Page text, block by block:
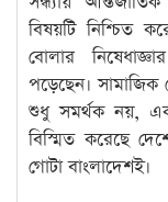
বিষয়টি নিশ্চিত
বোলার
পড়েছেন।
শুধু সমর্থক নয়,
বিস্মিত করেছে
গোটা বাংলাদেশই।